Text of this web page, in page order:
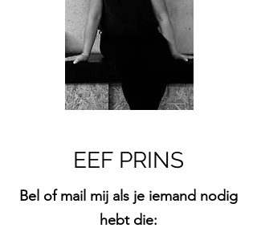
EEF PRINS
Bel of mail mij als je iemand nodig
hebt die: